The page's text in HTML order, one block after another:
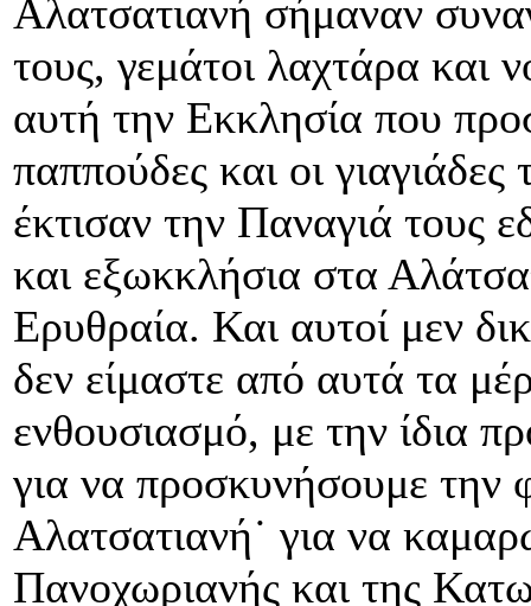
Αλατσατιανή σήμαναν
τους, γεμάτοι λαχτάρα και
αυτή την Εκκλησία που
παππούδες και οι
έκτισαν την Παναγιά τους
και εξωκκλήσια στα
Ερυθραία. Και αυτοί μεν
δεν είμαστε από αυτά τα
ενθουσιασμό, με την ίδια
για να προσκυνήσουμε την
Αλατσατιανή˙ για να
Πανοχωριανής και της